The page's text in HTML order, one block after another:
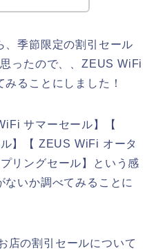
、季節限定の割引セール
ったので、、ZEUS WiFi
ることにしました！
サマーセール】【
】【 ZEUS WiFi オータ
リングセール】という感
ないか調べてみることに
店の割引セールについて